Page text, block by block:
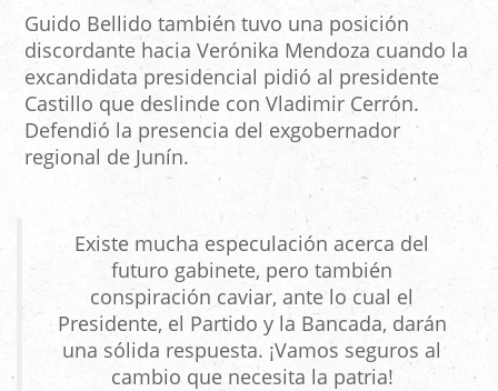
Guido Bellido también tuvo una posición
discordante hacia Verónika Mendoza cuando la
excandidata presidencial pidió al presidente
Castillo que deslinde con Vladimir Cerrón.
Defendió la presencia del exgobernador
regional de Junín.
Existe mucha especulación acerca del
futuro gabinete, pero también
conspiración caviar, ante lo cual el
Presidente, el Partido y la Bancada, darán
una sólida respuesta. ¡Vamos seguros al
cambio que necesita la patria!